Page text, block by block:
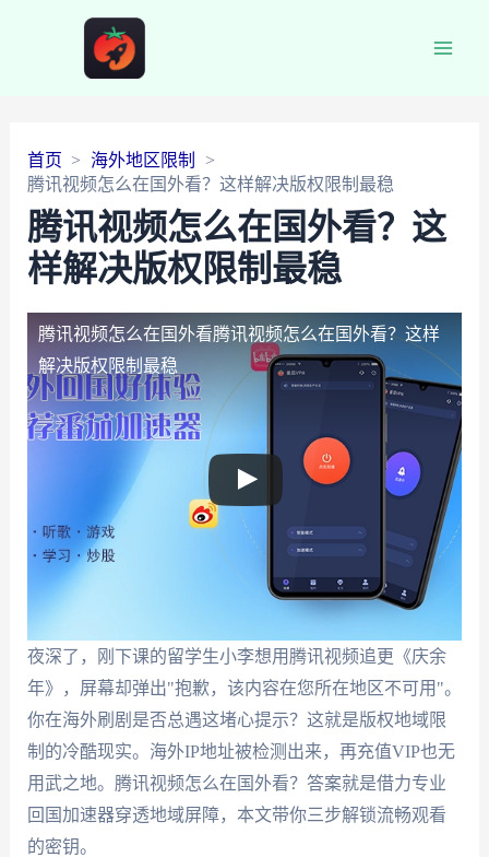
首页
海外地区限制
腾讯视频怎么在国外看？这样解决版权限制最稳
腾讯视频怎么在国外看？这
样解决版权限制最稳
腾讯视频怎么在国外看腾讯视频怎么在国外看？这样
解决版权限制最稳
夜深了，刚下课的留学生小李想用腾讯视频追更《庆余
年》，屏幕却弹出"抱歉，该内容在您所在地区不可用"。
你在海外刷剧是否总遇这堵心提示？这就是版权地域限
制的冷酷现实。海外IP地址被检测出来，再充值VIP也无
用武之地。腾讯视频怎么在国外看？答案就是借力专业
回国加速器穿透地域屏障，本文带你三步解锁流畅观看
的密钥。